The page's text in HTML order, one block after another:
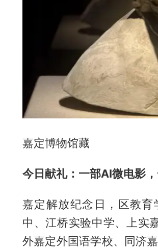
嘉定博物馆藏
今日献礼：一部AI微电影
嘉定解放纪念日，区教
中、江桥实验中学、上实
外嘉定外国语学校、同济